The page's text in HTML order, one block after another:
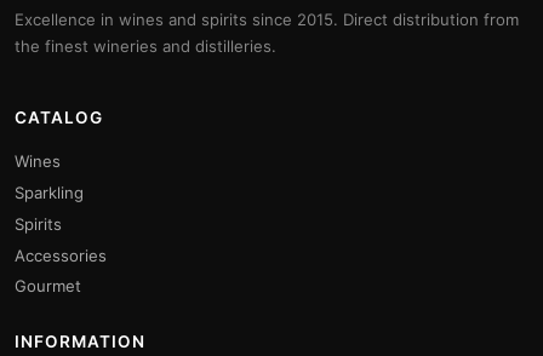
Excellence in wines and spirits since 2015. Direct distribution from
the finest wineries and distilleries.
CATALOG
Wines
Sparkling
Spirits
Accessories
Gourmet
INFORMATION